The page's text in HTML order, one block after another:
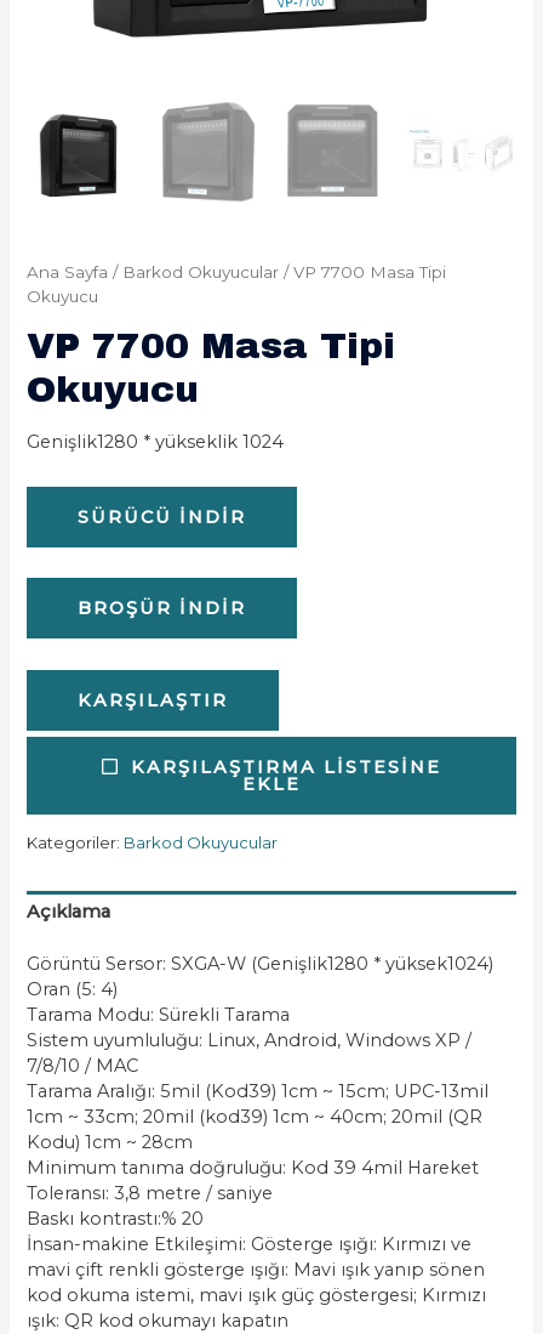
Ana Sayfa / Barkod Okuyucular / VP 7700 Masa Tipi
Okuyucu
VP 7700 Masa Tipi
Okuyucu
Genişlik1280 * yükseklik 1024
SÜRÜCÜ İNDIR
BROŞÜR İNDIR
KARŞILAŞTIR
KARŞILAŞTIRMA LISTESINE
EKLE
Kategoriler: Barkod Okuyucular
Açıklama
Görüntü Sersor: SXGA-W (Genişlik1280 * yüksek1024)
Oran (5: 4)
Tarama Modu: Sürekli Tarama
Sistem uyumluluğu: Linux, Android, Windows XP /
7/8/10 / MAC
Tarama Aralığı: 5mil (Kod39) 1cm ~ 15cm; UPC-13mil
1cm ~ 33cm; 20mil (kod39) 1cm ~ 40cm; 20mil (QR
Kodu) 1cm ~ 28cm
Minimum tanıma doğruluğu: Kod 39 4mil Hareket
Toleransı: 3,8 metre / saniye
Baskı kontrastı:% 20
İnsan-makine Etkileşimi: Gösterge ışığı: Kırmızı ve
mavi çift renkli gösterge ışığı: Mavi ışık yanıp sönen
kod okuma istemi, mavi ışık güç göstergesi; Kırmızı
ışık: QR kod okumayı kapatın